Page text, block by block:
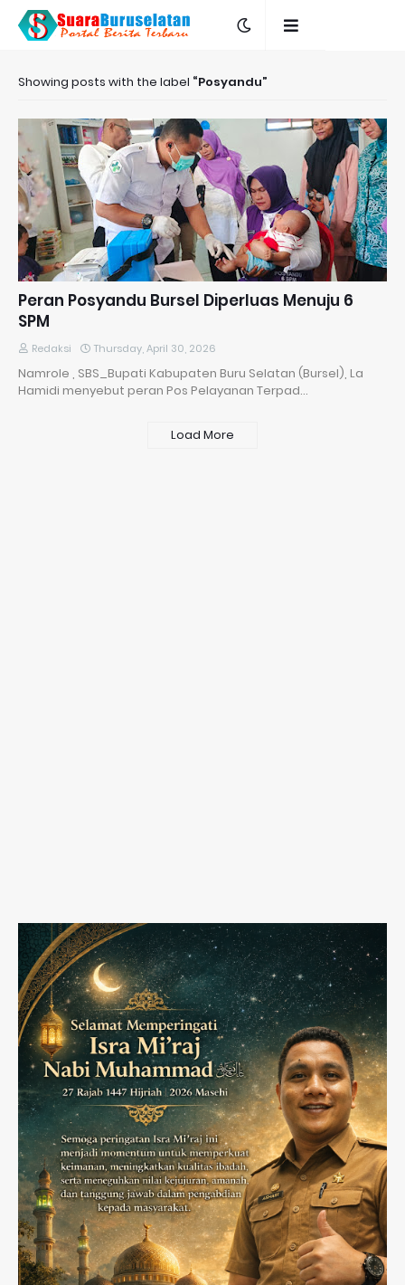
Showing posts with the label Posyandu
Peran Posyandu Bursel Diperluas Menuju 6
SPM
Redaksi Thursday, April 30, 2026
Namrole , SBS_Bupati Kabupaten Buru Selatan (Bursel), La
Hamidi menyebut peran Pos Pelayanan Terpad…
Load More